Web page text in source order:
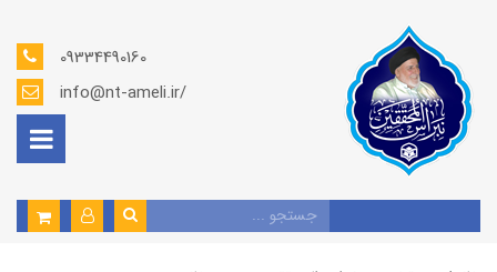
09334490160
info@nt-ameli.ir/